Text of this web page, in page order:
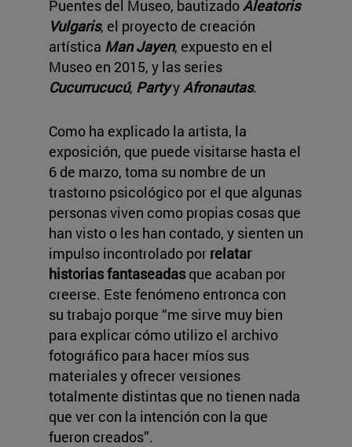
Puentes del Museo, bautizadoAleatoris
Vulgaris, el proyecto de creación
artística Man Jayen, expuesto en el
Museo en 2015, y las series
Cucurrucucú, PartyyAfronautas.
Como ha explicado la artista, la
exposición, que puede visitarse hasta el
6 de marzo, toma su nombre de un
trastorno psicológico por el que algunas
personas viven como propias cosas que
han visto o les han contado, y sienten un
impulso incontrolado por relatar
historias fantaseadasque acaban por
creerse. Este fenómeno entronca con
su trabajo porque “me sirve muy bien
para explicar cómo utilizo el archivo
fotográfico para hacer míos sus
materiales y ofrecer versiones
totalmente distintas que no tienen nada
que ver con la intención con la que
fueron creados”.